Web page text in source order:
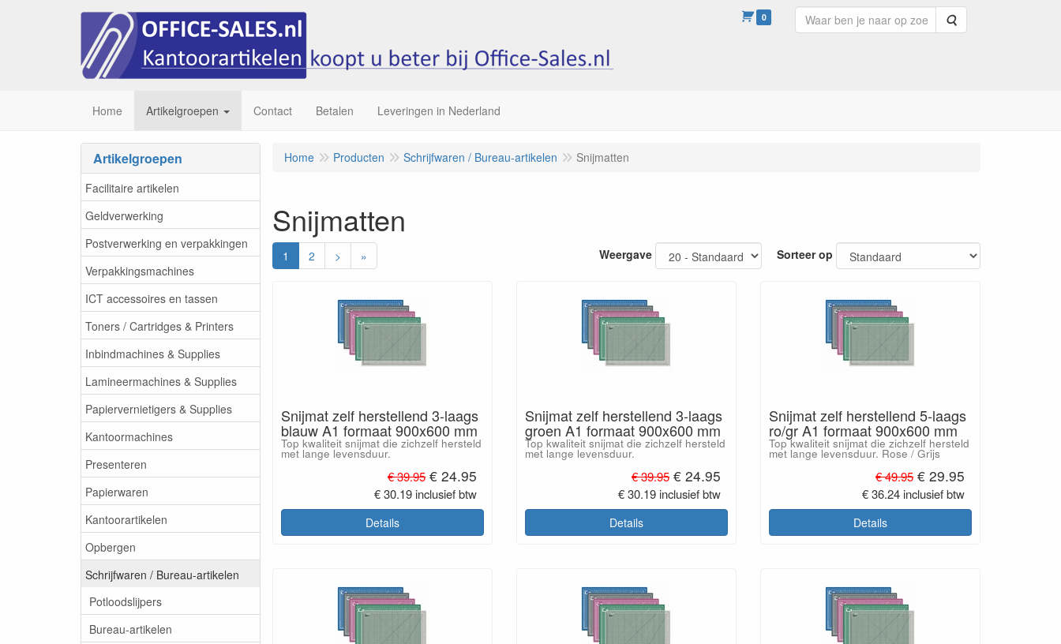
0 Zoeken
Home Artikelgroepen Contact Betalen Leveringen in Nederland
Artikelgroepen
Facilitaire artikelen
Geldverwerking
Postverwerking en verpakkingen
Verpakkingsmachines
ICT accessoires en tassen
Toners / Cartridges & Printers
Inbindmachines & Supplies
Lamineermachines & Supplies
Papiervernietigers & Supplies
Kantoormachines
Presenteren
Papierwaren
Kantoorartikelen
Opbergen
Schrijfwaren / Bureau-artikelen
Potloodslijpers
Bureau-artikelen
Home Producten Schrijfwaren / Bureau-artikelen Snijmatten
Snijmatten
1 2 > » Weergave Sorteer op
Snijmat zelf herstellend 3-laags
blauw A1 formaat 900x600 mm
Top kwaliteit snijmat die zichzelf hersteld
met lange levensduur.
€ 39.95 € 24.95
€ 30.19 inclusief btw
Details
Snijmat zelf herstellend 3-laags
groen A1 formaat 900x600 mm
Top kwaliteit snijmat die zichzelf hersteld
met lange levensduur.
€ 39.95 € 24.95
€ 30.19 inclusief btw
Details
Snijmat zelf herstellend 5-laags
ro/gr A1 formaat 900x600 mm
Top kwaliteit snijmat die zichzelf hersteld
met lange levensduur. Rose / Grijs
€ 49.95 € 29.95
€ 36.24 inclusief btw
Details